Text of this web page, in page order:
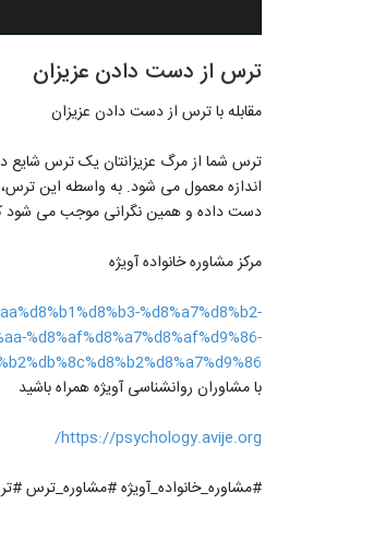
ترس از دست دادن عزیزان
مقابله با ترس از دست دادن عزیزان
ترس شما از مرگ عزیزانتان یک ترس
اندازه معمول می شود. به واسطه این ترس،
دست داده و همین نگرانی موجب می شود
مرکز مشاوره خانواده آویژه
%d8%a7%d8%b2-
%d8%af%d8%a7%d8%af%d9%86-
با مشاوران روانشناسی آویژه همراه باشید
https://psychology.avije.org/
#مشاوره_خانواده_آویژه #مشاوره_ترس